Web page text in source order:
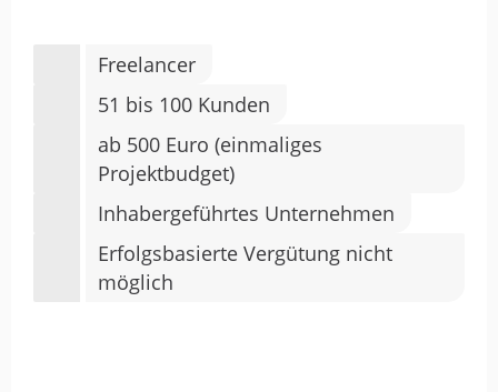
Freelancer
51 bis 100 Kunden
ab 500 Euro (einmaliges
Projektbudget)
Inhabergeführtes Unternehmen
Erfolgsbasierte Vergütung nicht
möglich